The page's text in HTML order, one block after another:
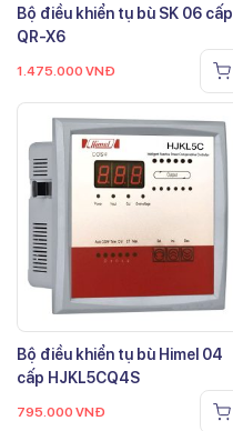
Bộ điều khiển tụ bù SK 06 cấp
QR-X6
1.475.000 VNĐ
Bộ điều khiển tụ bù Himel 04
cấp HJKL5CQ4S
795.000 VNĐ